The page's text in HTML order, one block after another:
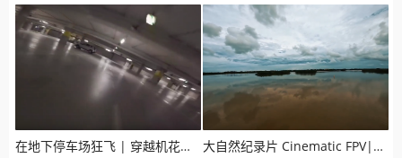
在地下停车场狂飞 | 穿越机花飞视频 | FPV Freestyle 大自然纪录片 Cinematic FPV|电影感FPV|穿越机拍摄